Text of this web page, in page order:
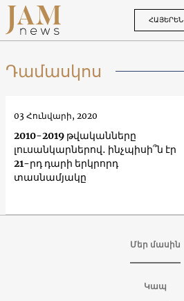
ՀԱՅԵՐԵՆ
Դամասկոս
2010-2019 թվականները
լուսանկարներով․ ինչպիսի՞ն էր
21-րդ դարի երկրորդ
տասնամյակը
03 Հունվարի, 2020
Մեր մասին
Կապ